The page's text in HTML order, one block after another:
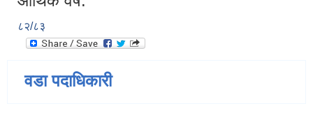
८२/८३
वडा पदाधिकारी